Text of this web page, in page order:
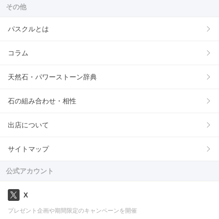
その他
パスクルとは
コラム
天然石・パワーストーン辞典
石の組み合わせ・相性
出店について
サイトマップ
公式アカウント
X
プレゼント企画や期間限定のキャンペーンを開催